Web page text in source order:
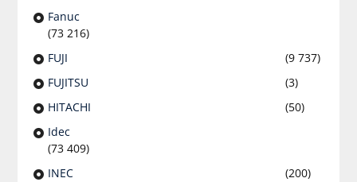
Fanuc
(73 216)
FUJI
(9 737)
FUJITSU
(3)
HITACHI
(50)
Idec
(73 409)
INEC
(200)